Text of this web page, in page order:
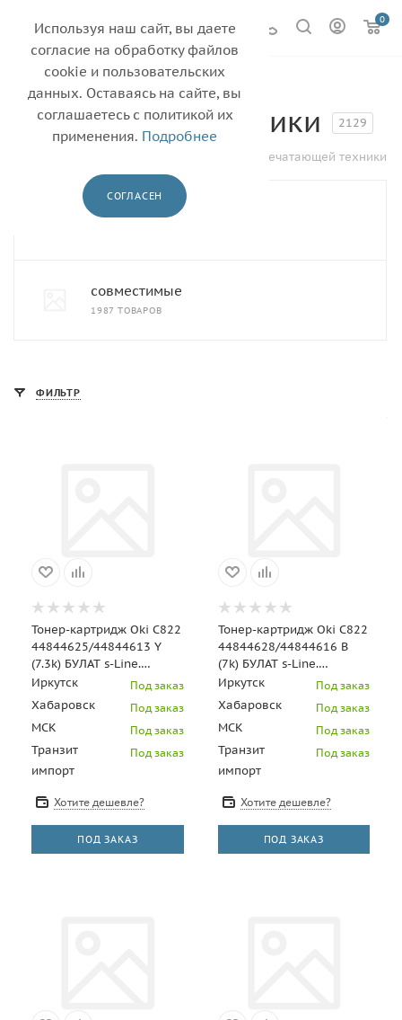
0
Картриджи для
печатающей техники
2129
Картриджи для печатающей техники
оригинальные
совместимые
1987 ТОВАРОВ
ФИЛЬТР
Тонер-картридж Oki C822
44844625/44844613 Y
(7.3k) БУЛАТ s-Line.
BFOK0C8220040
Иркутск Под заказ
Хабаровск Под заказ
МСК Под заказ
Транзит
импорт
Под заказ
Хотите дешевле?
ПОД ЗАКАЗ
Тонер-картридж Oki C822
44844628/44844616 B
(7k) БУЛАТ s-Line.
BFOK0C8220010
Иркутск Под заказ
Хабаровск Под заказ
МСК Под заказ
Транзит
импорт
Под заказ
Хотите дешевле?
ПОД ЗАКАЗ
Используя наш сайт, вы даете
согласие на обработку файлов
cookie и пользовательских
данных. Оставаясь на сайте, вы
соглашаетесь с политикой их
применения. Подробнее
СОГЛАСЕН